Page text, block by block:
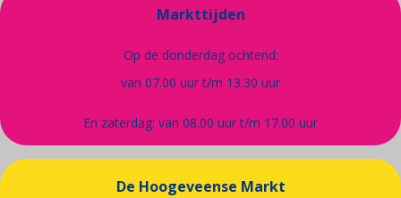
Markttijden
Op de donderdag ochtend:
van 07.00 uur t/m 13.30 uur
En zaterdag: van 08.00 uur t/m 17.00 uur
De Hoogeveense Markt